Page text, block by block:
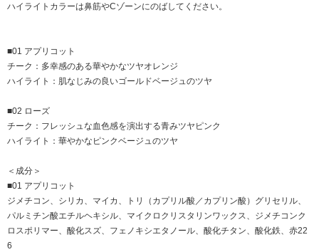
ハイライトカラーは鼻筋やCゾーンにのばしてください。
■01 アプリコット
チーク：多幸感のある華やかなツヤオレンジ
ハイライト：肌なじみの良いゴールドベージュのツヤ
■02 ローズ
チーク：フレッシュな血色感を演出する青みツヤピンク
ハイライト：華やかなピンクベージュのツヤ
＜成分＞
■01 アプリコット
ジメチコン、シリカ、マイカ、トリ（カプリル酸／カプリン酸）グリセリル、
パルミチン酸エチルヘキシル、マイクロクリスタリンワックス、ジメチコンク
ロスポリマー、酸化スズ、フェノキシエタノール、酸化チタン、酸化鉄、赤22
6